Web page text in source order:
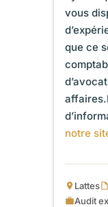
vous
que ce
notre
Lattes
Audit